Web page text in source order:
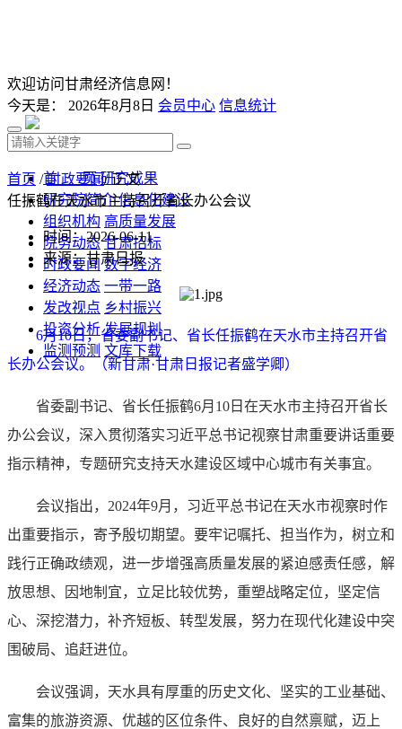
欢迎访问甘肃经济信息网！
今天是： 2026年8月8日 会员中心 信息统计
首 页 研究成果
研究院简介 信息化建设
组织机构 高质量发展
院务动态 甘肃招标
时政要闻 数字经济
经济动态 一带一路
发改视点 乡村振兴
投资分析 发展规划
监测预测 文库下载
首页 /时政要闻/ 正文
任振鹤在天水市主持召开省长办公会议
时间：2026-06-11
来源：甘肃日报
6月10日，省委副书记、省长任振鹤在天水市主持召开省
长办公会议。（新甘肃·甘肃日报记者盛学卿）
省委副书记、省长任振鹤6月10日在天水市主持召开省长
办公会议，深入贯彻落实习近平总书记视察甘肃重要讲话重要
指示精神，专题研究支持天水建设区域中心城市有关事宜。
会议指出，2024年9月，习近平总书记在天水市视察时作
出重要指示，寄予殷切期望。要牢记嘱托、担当作为，树立和
践行正确政绩观，进一步增强高质量发展的紧迫感责任感，解
放思想、因地制宜，立足比较优势，重塑战略定位，坚定信
心、深挖潜力，补齐短板、转型发展，努力在现代化建设中突
围破局、追赶进位。
会议强调，天水具有厚重的历史文化、坚实的工业基础、
富集的旅游资源、优越的区位条件、良好的自然禀赋，迈上